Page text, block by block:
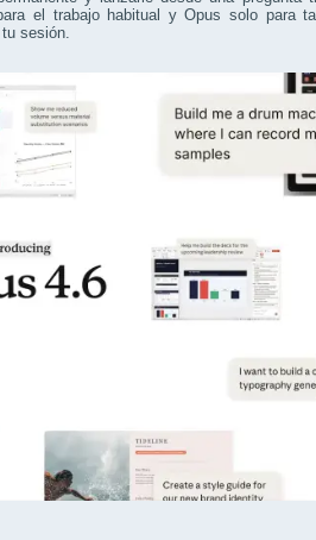
el trabajo habitual y Opus solo para
sesión.